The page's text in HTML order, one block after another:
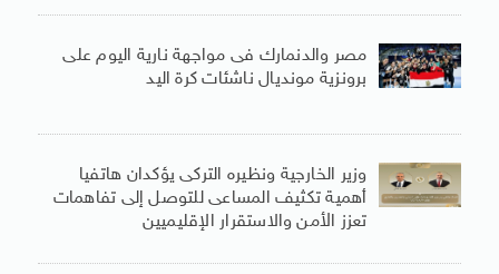
مصر والدنمارك فى مواجهة نارية اليوم على
برونزية مونديال ناشئات كرة اليد
وزير الخارجية ونظيره التركى يؤكدان هاتفيا
أهمية تكثيف المساعى للتوصل إلى تفاهمات
تعزز الأمن والاستقرار الإقليميين